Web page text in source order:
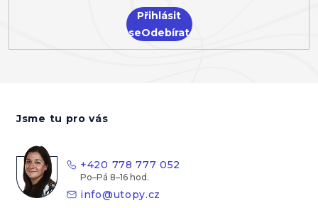
Přihlásit
se
Jsme tu pro vás
+420 778 777 052
info@utopy.cz